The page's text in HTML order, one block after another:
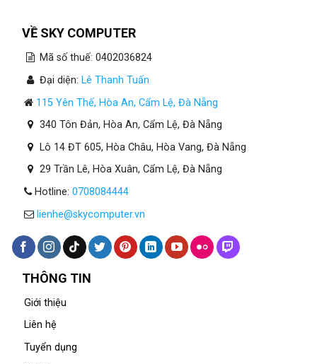
VỀ SKY COMPUTER
Mã số thuế: 0402036824
Đại diện: Lê Thanh Tuấn
115 Yên Thế, Hòa An, Cẩm Lệ, Đà Nẵng
340 Tôn Đản, Hòa An, Cẩm Lệ, Đà Nẵng
Lô 14 ĐT 605, Hòa Châu, Hòa Vang, Đà Nẵng
29 Trần Lê, Hòa Xuân, Cẩm Lệ, Đà Nẵng
Hotline: 0708084444
lienhe@skycomputer.vn
THÔNG TIN
Giới thiệu
Liên hệ
Tuyển dụng